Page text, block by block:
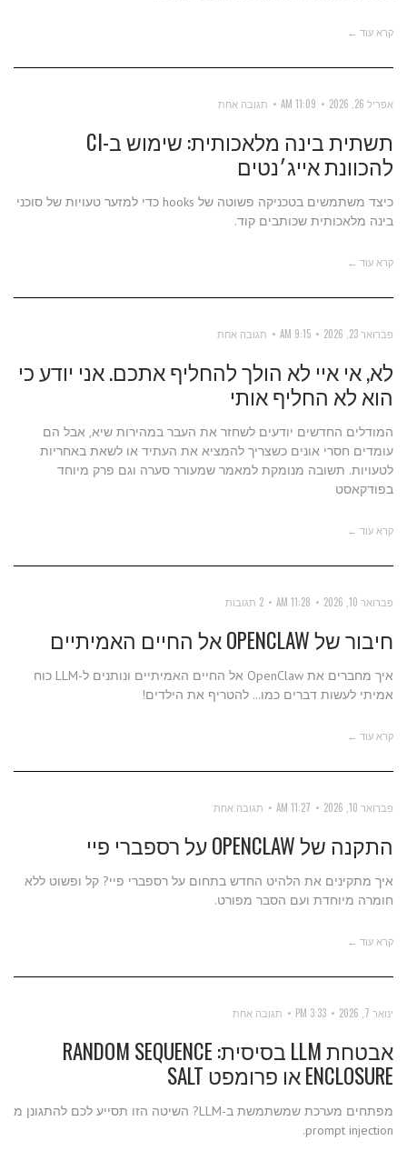
קרא עוד ←
אפריל 26, 2026 11:09 AM תגובה אחת
תשתית בינה מלאכותית: שימוש ב-CI
להכוונת אייג׳נטים
כיצד משתמשים בטכניקה פשוטה של hooks כדי למזער טעויות של סוכני
בינה מלאכותית שכותבים קוד.
קרא עוד ←
פברואר 23, 2026 9:15 AM תגובה אחת
לא, אי איי לא הולך להחליף אתכם. אני יודע כי
הוא לא החליף אותי
המודלים החדשים יודעים לשחזר את העבר במהירות שיא, אבל הם
עומדים חסרי אונים כשצריך להמציא את העתיד או לשאת באחריות
לטעויות. תשובה מנומקת למאמר שמעורר סערה וגם פרק מיוחד
בפודקאסט
קרא עוד ←
פברואר 10, 2026 11:28 AM 2 תגובות
חיבור של OPENCLAW אל החיים האמיתיים
איך מחברים את OpenClaw אל החיים האמיתיים ונותנים ל-LLM כוח
אמיתי לעשות דברים כמו... להטריף את הילדים!
קרא עוד ←
פברואר 10, 2026 11:27 AM תגובה אחת
התקנה של OPENCLAW על רספברי פיי
איך מתקינים את הלהיט החדש בתחום על רספברי פיי? קל ופשוט ללא
חומרה מיוחדת ועם הסבר מפורט.
קרא עוד ←
ינואר 7, 2026 3:33 PM תגובה אחת
אבטחת LLM בסיסית: RANDOM SEQUENCE
ENCLOSURE או פרומפט SALT
מפתחים מערכת שמשתמשת ב-LLM? השיטה הזו תסייע לכם להתגונן מ
prompt injection.